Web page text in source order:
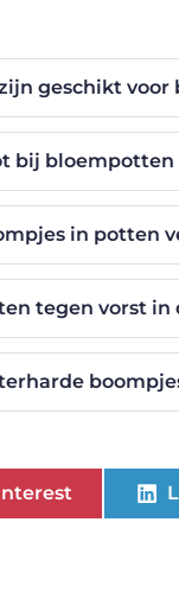
geschikt voor
bij bloempotten
in potten
tegen vorst in